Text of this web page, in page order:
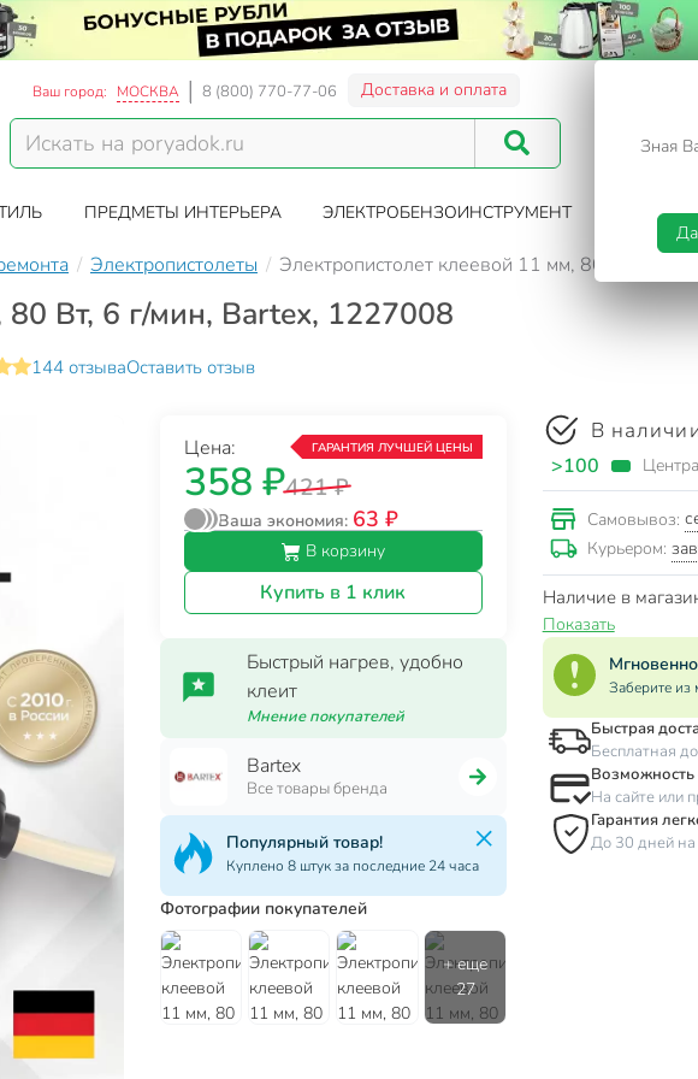
Зная
Ваш город: МОСКВА 8 (800) 770-77-06 Доставка и оплата
ПРЕДМЕТЫ ИНТЕРЬЕРА ЭЛЕКТРОБЕНЗОИНСТРУМЕНТ САД И
Электропистолеты Электропистолет клеевой 11 мм, 80 Вт, 6 г/
Вт, 6 г/мин, Bartex, 1227008
144 отзываОставить отзыв
ГАРАНТИЯ ЛУЧШЕЙ ЦЕНЫ
Цена:
358 ₽421 ₽
Ваша экономия: 63 ₽
В корзину
Купить в 1 клик
Быстрый нагрев, удобно
клеит
Мнение покупателей
Bartex
Все товары бренда
Популярный товар!
Куплено 8 штук за последние 24 часа
Фотографии покупателей
В
>100
Самовывоз:
Курьером:
Наличие в
Показать
Заберите из
Быстрая
Бесплатная
Возможность
На сайте или
Гарантия
До 30 дней на